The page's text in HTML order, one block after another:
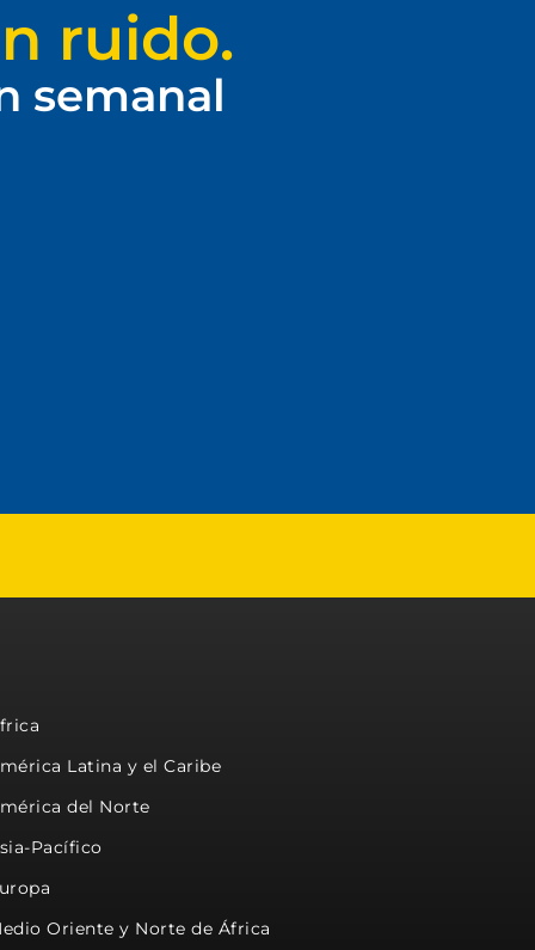
ruido.
semanal
Latina y el Caribe
del Norte
Pacífico
Oriente y Norte de África